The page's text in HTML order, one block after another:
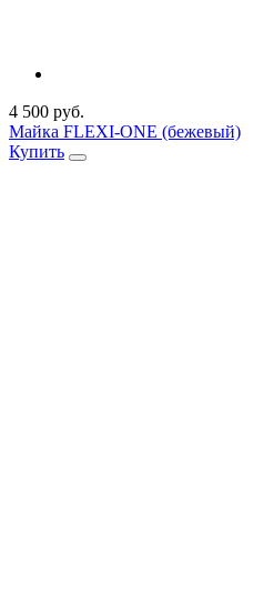
4 500 руб.
Майка FLEXI-ONE (бежевый)
Купить